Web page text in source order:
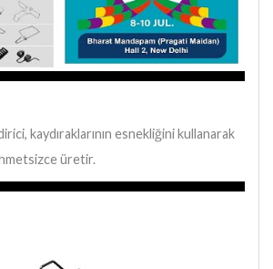
kaydıraklarının esnekliğini kullanarak
üretir.